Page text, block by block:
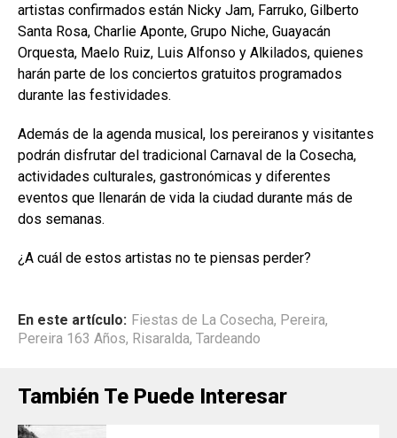
artistas confirmados están Nicky Jam, Farruko, Gilberto
Santa Rosa, Charlie Aponte, Grupo Niche, Guayacán
Orquesta, Maelo Ruiz, Luis Alfonso y Alkilados, quienes
harán parte de los conciertos gratuitos programados
durante las festividades.
Además de la agenda musical, los pereiranos y visitantes
podrán disfrutar del tradicional Carnaval de la Cosecha,
actividades culturales, gastronómicas y diferentes
eventos que llenarán de vida la ciudad durante más de
dos semanas.
¿A cuál de estos artistas no te piensas perder?
En este artículo: Fiestas de La Cosecha, Pereira,
Pereira 163 Años, Risaralda, Tardeando
También Te Puede Interesar